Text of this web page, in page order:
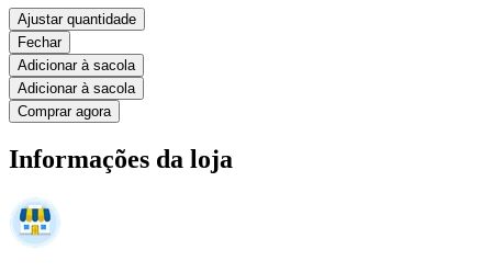
Ajustar quantidade
Fechar
Adicionar à sacola
Adicionar à sacola
Comprar agora
Informações da loja